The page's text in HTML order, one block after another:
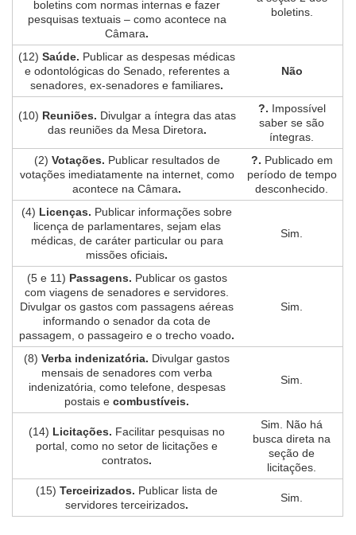
boletins com normas internas e fazer
pesquisas textuais – como acontece na
Câmara.
boletins.
(12) Saúde. Publicar as despesas médicas
e odontológicas do Senado, referentes a
senadores, ex-senadores e familiares.
Não
(10) Reuniões. Divulgar a íntegra das atas
das reuniões da Mesa Diretora.
?. Impossível
saber se são
íntegras.
(2) Votações. Publicar resultados de
votações imediatamente na internet, como
acontece na Câmara.
?. Publicado em
período de tempo
desconhecido.
(4) Licenças. Publicar informações sobre
licença de parlamentares, sejam elas
médicas, de caráter particular ou para
missões oficiais.
Sim.
(5 e 11) Passagens. Publicar os gastos
com viagens de senadores e servidores.
Divulgar os gastos com passagens aéreas
informando o senador da cota de
passagem, o passageiro e o trecho voado.
Sim.
(8) Verba indenizatória. Divulgar gastos
mensais de senadores com verba
indenizatória, como telefone, despesas
postais e combustíveis.
Sim.
(14) Licitações. Facilitar pesquisas no
portal, como no setor de licitações e
contratos.
Sim. Não há
busca direta na
seção de
licitações.
(15) Terceirizados. Publicar lista de
servidores terceirizados.
Sim.